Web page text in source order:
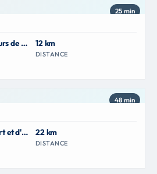
25 min
🗺 Plus Beaux Détours de France 12 km
DISTANCE
48 min
🏛 Villes et Pays d'Art et d'Histoire 22 km
DISTANCE